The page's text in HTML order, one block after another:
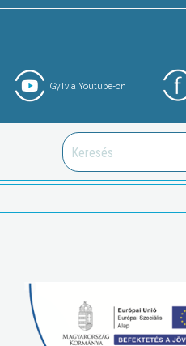
GyTv a Youtube-on